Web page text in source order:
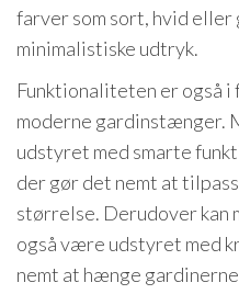
farver som sort, hvid
minimalistiske udtryk.
Funktionaliteten er også i
moderne gardinstænger.
udstyret med smarte
der gør det nemt at
størrelse. Derudover
også være udstyret med
nemt at hænge